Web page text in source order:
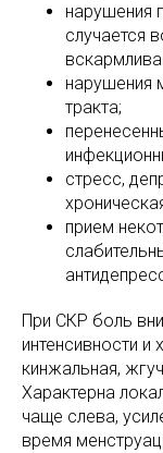
нарушения
случается
нарушения
тракта;
стресс,
прием
При СКР боль
интенсивности и
кинжальная,
Характерна
чаще слева,
время